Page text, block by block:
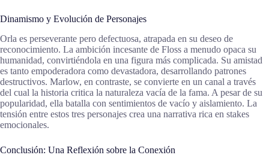
Dinamismo y Evolución de Personajes
Orla es perseverante pero defectuosa, atrapada en su deseo de
reconocimiento. La ambición incesante de Floss a menudo opaca su
humanidad, convirtiéndola en una figura más complicada. Su amistad
es tanto empoderadora como devastadora, desarrollando patrones
destructivos. Marlow, en contraste, se convierte en un canal a través
del cual la historia critica la naturaleza vacía de la fama. A pesar de su
popularidad, ella batalla con sentimientos de vacío y aislamiento. La
tensión entre estos tres personajes crea una narrativa rica en stakes
emocionales.
Conclusión: Una Reflexión sobre la Conexión